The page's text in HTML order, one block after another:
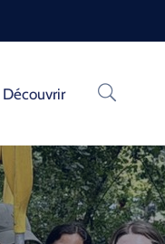
Découvrir